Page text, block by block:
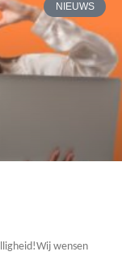
NIEUWS
wensen